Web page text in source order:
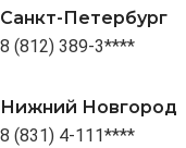
Санкт-Петербург
8 (812) 389-3****
Нижний Новгород
8 (831) 4-111****